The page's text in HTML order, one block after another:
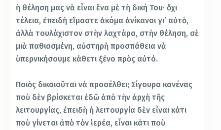
ἡ θέληση μας νὰ εἶναι ἕνα μὲ τὴ δική Του· ὄχι
τέλεια, ἐπειδὴ εἴμαστε ἀκόμα ἀνίκανοι γι’ αὐτὸ,
ἀλλὰ τουλάχιστον στὴν λαχτάρα, στὴν θέληση, σὲ
μιὰ παθιασμένη, αὐστηρὴ προσπάθεια νὰ
ὑπερνικήσουμε κάθετι ξένο πρὸς αὐτό.
Ποιὸς δικαιοῦται νὰ προσέλθει; Σίγουρα κανένας
ποὺ δὲν βρίσκεται ἐδῶ ἀπὸ τὴν ἀρχὴ τῆς
λειτουργίας, ἐπειδὴ ἡ λειτουργία δὲν εἶναι κάτι
ποὺ γίνεται ἀπὸ τὸν ἱερέα, εἶναι κάτι ποὺ